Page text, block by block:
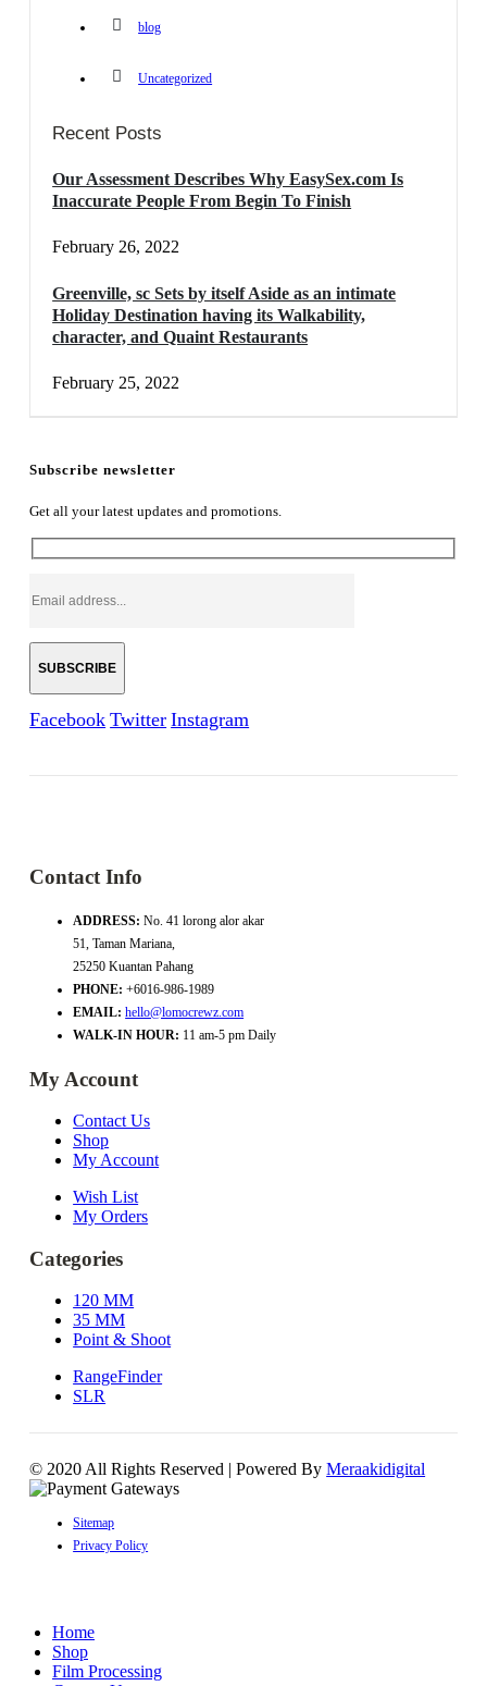
blog
Uncategorized
Recent Posts
Our Assessment Describes Why EasySex.com Is
Inaccurate People From Begin To Finish
February 26, 2022
Greenville, sc Sets by itself Aside as an intimate
Holiday Destination having its Walkability,
character, and Quaint Restaurants
February 25, 2022
Subscribe newsletter
Get all your latest updates and promotions.
Facebook Twitter Instagram
Contact Info
ADDRESS: No. 41 lorong alor akar
51, Taman Mariana,
25250 Kuantan Pahang
PHONE: +6016-986-1989
EMAIL: hello@lomocrewz.com
WALK-IN HOUR: 11 am-5 pm Daily
My Account
Contact Us
Shop
My Account
Wish List
My Orders
Categories
120 MM
35 MM
Point & Shoot
RangeFinder
SLR
© 2020 All Rights Reserved | Powered ByMeraakidigital
Sitemap
Privacy Policy
Home
Shop
Film Processing